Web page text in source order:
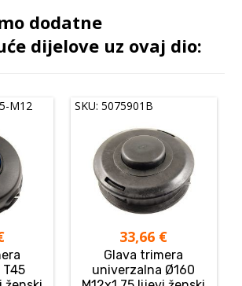
dodatne
dijelove uz ovaj dio:
M12
T45
SKU: 5075901B
33,66 €
Glava trimera
univerzalna Ø160